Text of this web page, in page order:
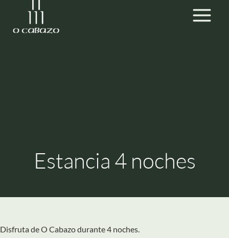
contenido
Estancia 4 noches
Disfruta de O Cabazo durante 4 noches.